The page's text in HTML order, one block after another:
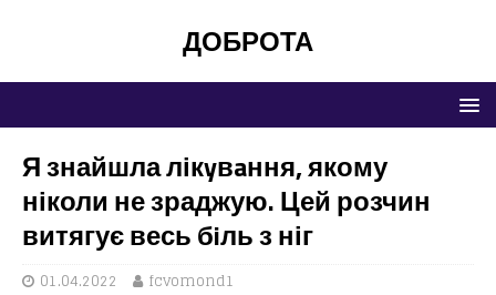
ДОБРОТА
Я знайшла лікyвaння, якому
ніколи не зраджую. Цей розчин
витягує весь бiль з ніг
01.04.2022 fcvomond1